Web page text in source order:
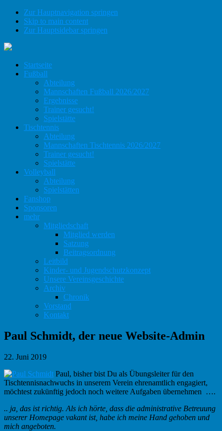
Zur Hauptnavigation springen
Skip to main content
Zur Hauptsidebar springen
Startseite
Fußball
Abteilung
Mannschaften Fußball 2026/2027
Ergebnisse
Trainer gesucht!
Spielstätte
Tischtennis
Abteilung
Mannschaften Tischtennis 2026/2027
Trainer gesucht!
Spielstätte
Volleyball
Abteilung
Spielstätten
Fanshop
Sponsoren
mehr
Mitgliedschaft
Mitglied werden
Satzung
Beitragsordnung
Leitbild
Kinder- und Jugendschutzkonzept
Unsere Vereinsgeschichte
Archiv
Chronik
Vorstand
Kontakt
Paul Schmidt, der neue Website-Admin
22. Juni 2019
Paul, bisher bist Du als Übungsleiter für den
Tischtennisnachwuchs in unserem Verein ehrenamtlich engagiert,
möchtest zukünftig jedoch noch weitere Aufgaben übernehmen ….
.. ja, das ist richtig. Als ich hörte, dass die administrative Betreuung
unserer Homepage vakant ist, habe ich meine Hand gehoben und
mich angeboten.